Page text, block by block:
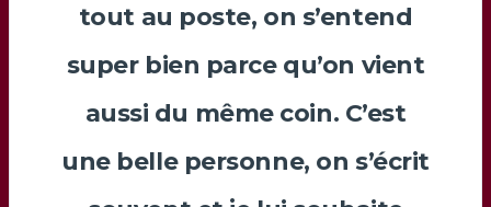
tout au poste, on s’entend
super bien parce qu’on vient
aussi du même coin. C’est
une belle personne, on s’écrit